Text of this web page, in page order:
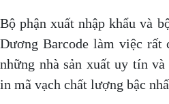
Bộ phận xuất nhập khẩu và
Dương Barcode làm việc rất
những nhà sản xuất uy tín
in mã vạch chất lượng bậc